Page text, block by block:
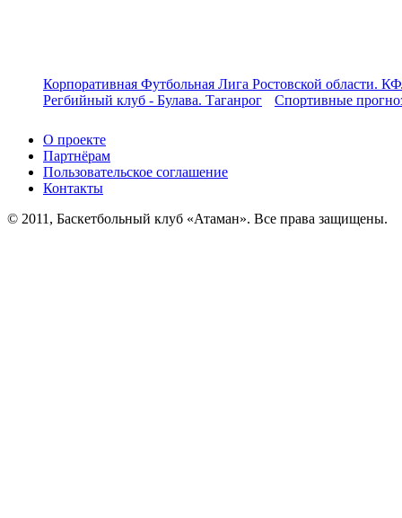
Корпоративная Футбольная Лига Ростовской области.
Регбийный клуб - Булава. Таганрог
Спортивные
О проекте
Партнёрам
Пользовательское соглашение
Контакты
© 2011, Баскетбольный клуб «Атаман». Все права защищены.